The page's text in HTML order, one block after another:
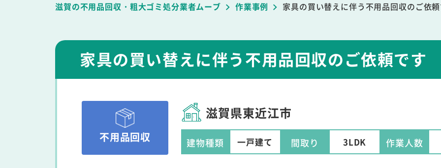
滋賀の不用品回収・粗大ゴミ処分業者ムーブ 作業事例 家具の買い替えに伴う不用品回収のご依
家具の買い替えに伴う不用品回収のご依頼です
不用品回収
滋賀県東近江市
建物種類 一戸建て 間取り 3LDK 作業人数